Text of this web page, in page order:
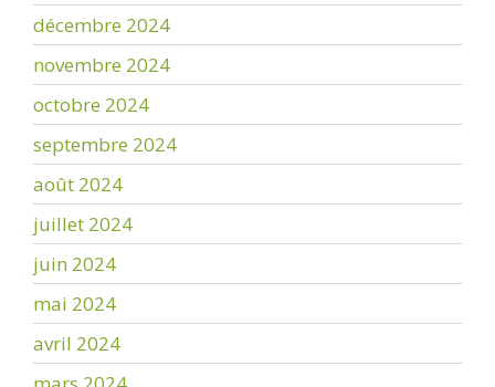
décembre 2024
novembre 2024
octobre 2024
septembre 2024
août 2024
juillet 2024
juin 2024
mai 2024
avril 2024